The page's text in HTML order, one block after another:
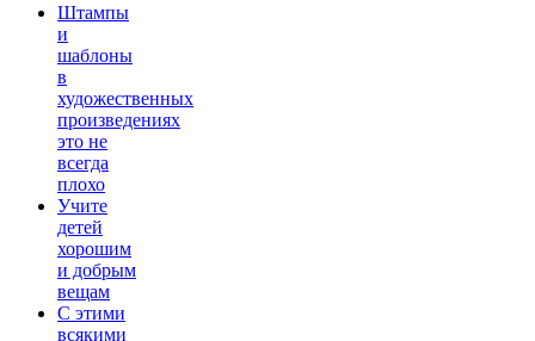
Штампы
и
шаблоны
в
художественных
произведениях
это не
всегда
плохо
Учите
детей
хорошим
и добрым
вещам
С этими
всякими